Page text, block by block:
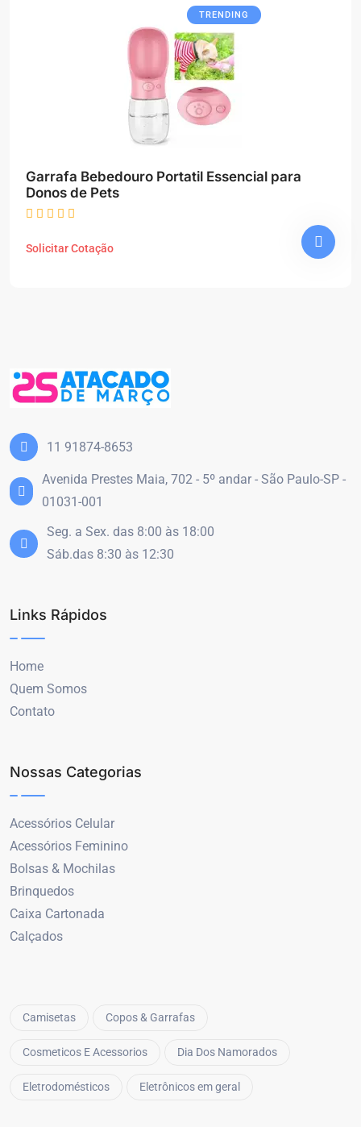
TRENDING
Garrafa Bebedouro Portatil Essencial para
Donos de Pets
Solicitar Cotação
11 91874-8653
Avenida Prestes Maia, 702 - 5º andar - São Paulo-SP -
01031-001
Seg. a Sex. das 8:00 às 18:00
Sáb.das 8:30 às 12:30
Links Rápidos
Home
Quem Somos
Contato
Nossas Categorias
Acessórios Celular
Acessórios Feminino
Bolsas & Mochilas
Brinquedos
Caixa Cartonada
Calçados
Camisetas Copos & Garrafas
Cosmeticos E Acessorios Dia Dos Namorados
Eletrodomésticos Eletrônicos em geral